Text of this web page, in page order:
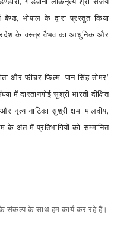
भोपाल के द्वारा प्रस्तुत किया
के वस्त्र वैभव का आधुनिक और
और फीचर फिल्म ‘पान सिंह तोमर’
में दास्तानगोई सुश्री भारती दीक्षित
नृत्य नाटिका सुश्री क्षमा मालवीय,
के अंत में प्रतिभागियों को सम्मानित
संकल्प के साथ हम कार्य कर रहे हैं।